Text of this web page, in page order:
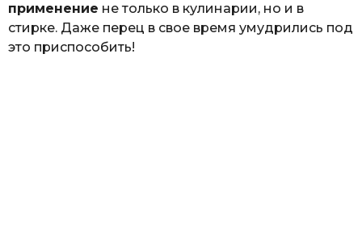
применение не только в кулинарии, но и в
стирке. Даже перец в свое время умудрились под
это приспособить!